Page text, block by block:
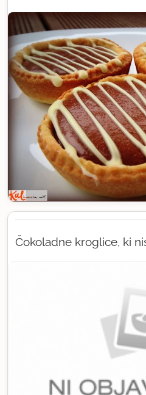
Čokoladne kroglice, ki